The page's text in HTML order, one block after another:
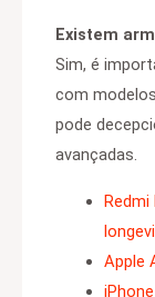
Existem
Sim, é
com modelos
pode
avançadas.
Redmi
Apple